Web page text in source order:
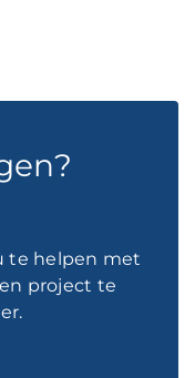
te helpen met
project te